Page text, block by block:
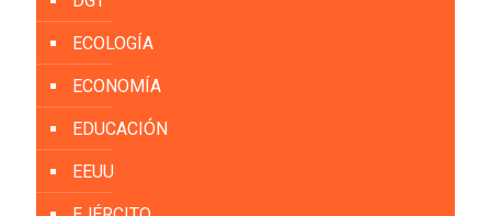
ECOLOGÍA
ECONOMÍA
EDUCACIÓN
EEUU